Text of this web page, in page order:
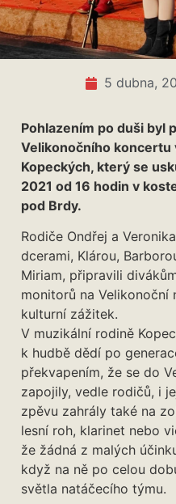
5 dubna,
Pohlazením po duši byl
Velikonočního koncertu
Kopeckých, který se
2021 od 16 hodin v
pod Brdy.
Rodiče Ondřej a
dcerami, Klárou,
Miriam, připravili
monitorů na Velikonoční
kulturní zážitek.
V muzikální rodině
k hudbě dědí po
překvapením, že se do
zapojily, vedle rodičů, i
zpěvu zahrály také na
lesní roh, klarinet nebo
že žádná z malých
když na ně po celou
světla natáčecího týmu.